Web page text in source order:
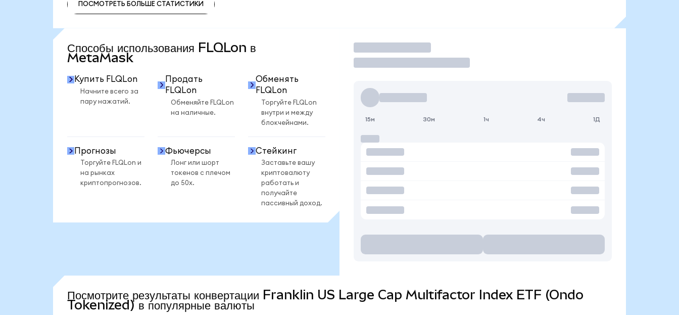
ПОСМОТРЕТЬ БОЛЬШЕ СТАТИСТИКИ
Способы использования FLQLon в
MetaMask
Купить FLQLon
Начните всего за
пару нажатий.
Продать
FLQLon
Обменяйте FLQLon
на наличные.
Обменять
FLQLon
Торгуйте FLQLon
внутри и между
блокчейнами.
Прогнозы
Торгуйте FLQLon и
на рынках
криптопрогнозов.
Фьючерсы
Лонг или шорт
токенов с плечом
до 50x.
Стейкинг
Заставьте вашу
криптовалюту
работать и
получайте
пассивный доход.
Торговать
15м 30м 1ч 4ч 1Д
Посмотрите результаты конвертации Franklin US Large Cap Multifactor Index ETF (Ondo
Tokenized) в популярные валюты